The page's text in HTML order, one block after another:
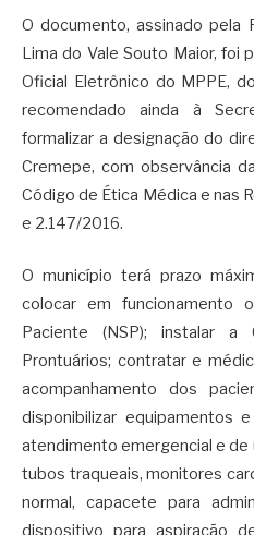
O documento, assinado pela
Lima do Vale Souto Maior, foi
Oficial Eletrônico do MPPE,
recomendado ainda à
formalizar a designação do
Cremepe, com observância
Código de Ética Médica e nas
e 2.147/2016.
O município terá prazo
colocar em funcionamento
Paciente (NSP); instalar
Prontuários; contratar e
acompanhamento dos
disponibilizar equipamentos
atendimento emergencial e de
tubos traqueais, monitores
normal, capacete para
dispositivo para aspiração